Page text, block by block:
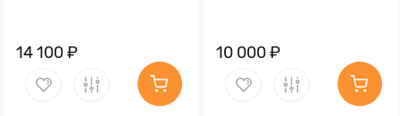
14 100 ₽ 10 000 ₽